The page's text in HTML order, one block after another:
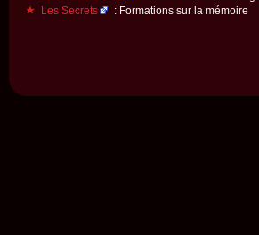
Les Secrets
: Formations sur la mémoire